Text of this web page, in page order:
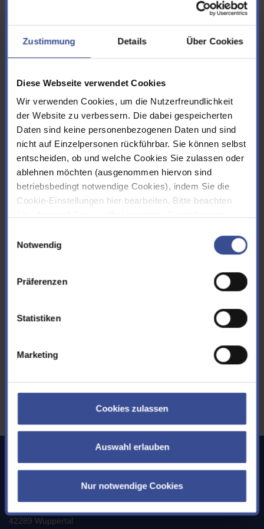
Zustimmung Details Über Cookies
Diese Webseite verwendet Cookies
Wir verwenden Cookies, um die Nutzerfreundlichkeit
der Website zu verbessern. Die dabei gespeicherten
Daten sind keine personenbezogenen Daten und sind
nicht auf Einzelpersonen rückführbar. Sie können selbst
entscheiden, ob und welche Cookies Sie zulassen oder
ablehnen möchten (ausgenommen hiervon sind
betriebsbedingt notwendige Cookies), indem Sie die
Cookie-Einstellungen hier bearbeiten. Bitte beachten
Verfügung stehen. Sie können Ihre Cookie-
Einstellungen jederzeit ändern, den Link finden Sie im
Notwendig
Präferenzen
Statistiken
Marketing
Cookies zulassen
Auswahl erlauben
Nur notwendige Cookies
An der Dhünn gibt es eine moderne Fischzähleinrichtung, den so
genannten VAKI-Counter. Es handelt sich um einen Kanal mit
paar Aufnahmen von Fischen, die durch die Kamera erfasst
wurden. Geben Sie bitte die Marketing Cookies frei, um die
Videos sehen zu können.
Döbel und Bachforelle
Hecht
Schleihe
Döbel
Wupperverband
Körperschaft des öffentlichen Rechts
42289 Wuppertal